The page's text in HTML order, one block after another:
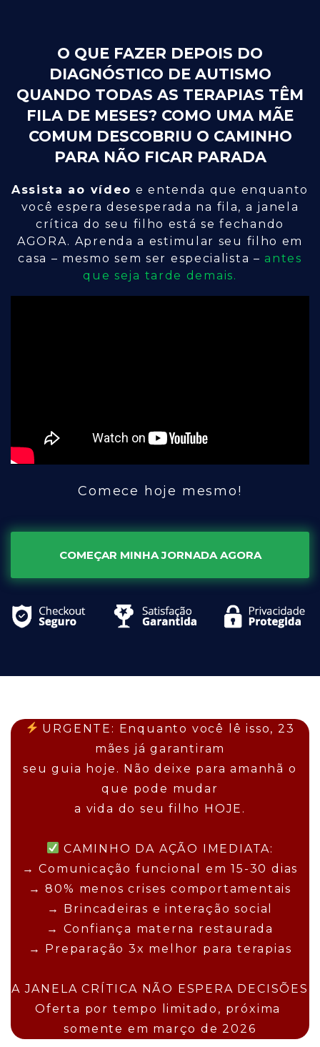
O QUE FAZER DEPOIS DO
DIAGNÓSTICO DE AUTISMO
QUANDO TODAS AS TERAPIAS TÊM
FILA DE MESES? COMO UMA MÃE
COMUM DESCOBRIU O CAMINHO
PARA NÃO FICAR PARADA
Assista ao vídeo e entenda que enquanto
você espera desesperada na fila, a janela
crítica do seu filho está se fechando
AGORA. Aprenda a estimular seu filho em
casa – mesmo sem ser especialista –antes
que seja tarde demais.
Comece hoje mesmo!
COMEÇAR MINHA JORNADA AGORA
URGENTE: Enquanto você lê isso, 23
mães já garantiram
seu guia hoje. Não deixe para amanhã o
que pode mudar
a vida do seu filho HOJE.
CAMINHO DA AÇÃO IMEDIATA:
→ Comunicação funcional em 15-30 dias
→ 80% menos crises comportamentais
→ Brincadeiras e interação social
→ Confiança materna restaurada
→ Preparação 3x melhor para terapias
A JANELA CRÍTICA NÃO ESPERA DECISÕES
Oferta por tempo limitado, próxima
somente em março de 2026